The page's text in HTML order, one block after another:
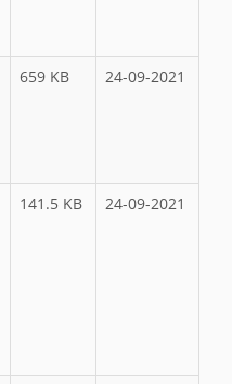
659 KB 24-09-2021
141.5 KB 24-09-2021